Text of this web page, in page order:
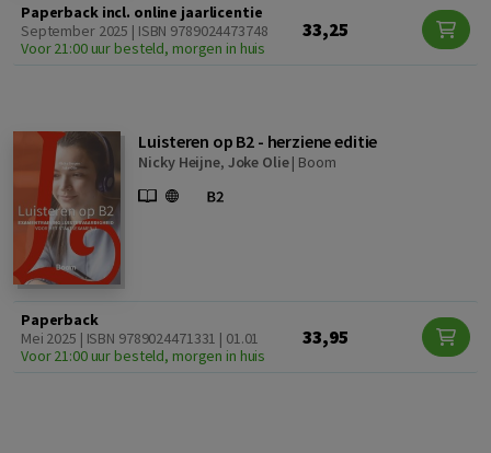
Paperback incl. online jaarlicentie
September 2025 | ISBN 9789024473748
Voor 21:00 uur besteld, morgen in huis
33,25
Luisteren op B2 - herziene editie
Nicky Heijne, Joke Olie| Boom
Paperback
Mei 2025 | ISBN 9789024471331 | 01.01
Voor 21:00 uur besteld, morgen in huis
33,95